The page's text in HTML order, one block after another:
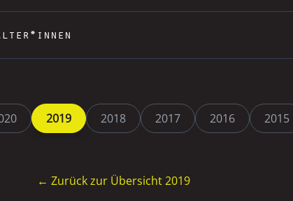
2019 2018 2017 2016 2015
← Zurück zur Übersicht 2019